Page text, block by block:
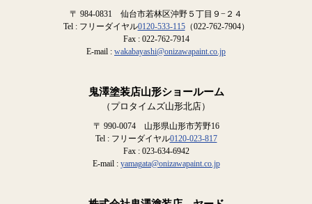
〒 984-0831 仙台市若林区沖野５丁目９−２４
Tel : フリーダイヤル0120-533-115（022-762-7904）
Fax : 022-762-7914
E-mail : wakabayashi@onizawapaint.co.jp
鬼澤塗装店山形ショールーム
（プロタイムズ山形北店）
〒 990-0074 山形県山形市芳野16
Tel : フリーダイヤル0120-023-817
Fax : 023-634-6942
E-mail : yamagata@onizawapaint.co.jp